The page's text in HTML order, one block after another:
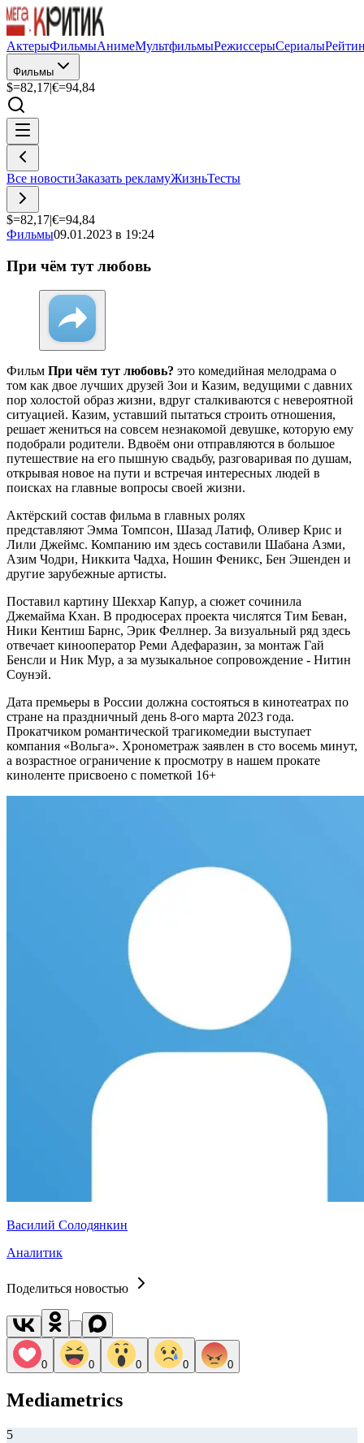
АктерыФильмыАнимеМультфильмыРежиссерыСериалы
Фильмы
$=82,17|€=94,84
Все новостиЗаказать рекламуЖизньТесты
$=82,17|€=94,84
Фильмы09.01.2023 в 19:24
При чём тут любовь
Фильм При чём тут любовь? это комедийная мелодрама о
том как двое лучших друзей Зои и Казим, ведущими с давних
пор холостой образ жизни, вдруг сталкиваются с невероятной
ситуацией. Казим, уставший пытаться строить отношения,
решает жениться на совсем незнакомой девушке, которую ему
подобрали родители. Вдвоём они отправляются в большое
путешествие на его пышную свадьбу, разговаривая по душам,
открывая новое на пути и встречая интересных людей в
поисках на главные вопросы своей жизни.
Актёрский состав фильма в главных ролях
представляют Эмма Томпсон, Шазад Латиф, Оливер Крис и
Лили Джеймс. Компанию им здесь составили Шабана Азми,
Азим Чодри, Никкита Чадха, Ношин Феникс, Бен Эшенден и
другие зарубежные артисты.
Поставил картину Шекхар Капур, а сюжет сочинила
Джемайма Кхан. В продюсерах проекта числятся Тим Беван,
Ники Кентиш Барнс, Эрик Феллнер. За визуальный ряд здесь
отвечает кинооператор Реми Адефаразин, за монтаж Гай
Бенсли и Ник Мур, а за музыкальное сопровождение - Нитин
Соунэй.
Дата премьеры в России должна состояться в кинотеатрах по
стране на праздничный день 8-ого марта 2023 года.
Прокатчиком романтической трагикомедии выступает
компания «Вольга». Хронометраж заявлен в сто восемь минут,
а возрастное ограничение к просмотру в нашем прокате
киноленте присвоено с пометкой 16+
Василий Солодянкин
Аналитик
Поделиться новостью
0 0 0 0 0
Mediametrics
5